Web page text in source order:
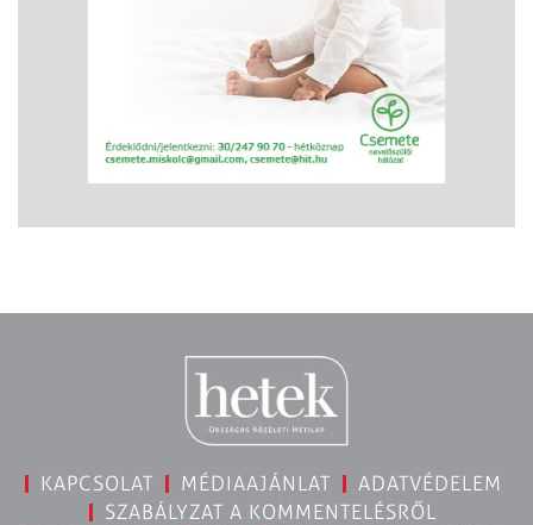
KAPCSOLAT MÉDIAAJÁNLAT
ADATVÉDELEM
SZABÁLYZAT A KOMMENTELÉSRŐL